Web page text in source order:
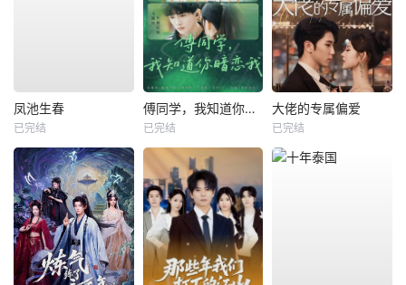
凤池生春
已完结
傅同学，我知道你暗恋我
已完结
大佬的专属偏爱
已完结